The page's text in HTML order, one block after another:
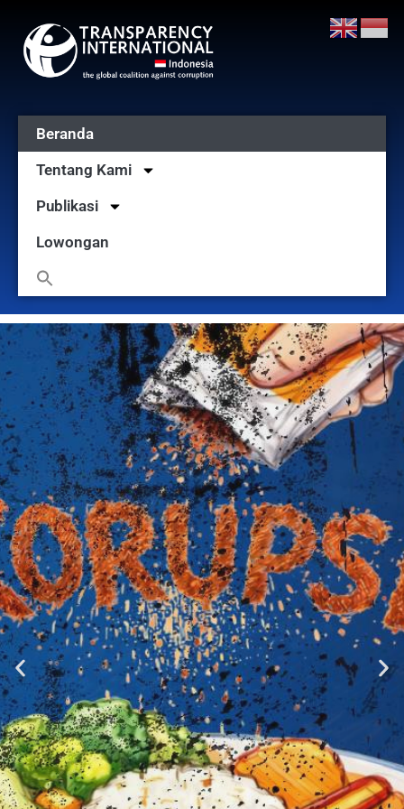
Beranda
Tentang Kami
Publikasi
Lowongan